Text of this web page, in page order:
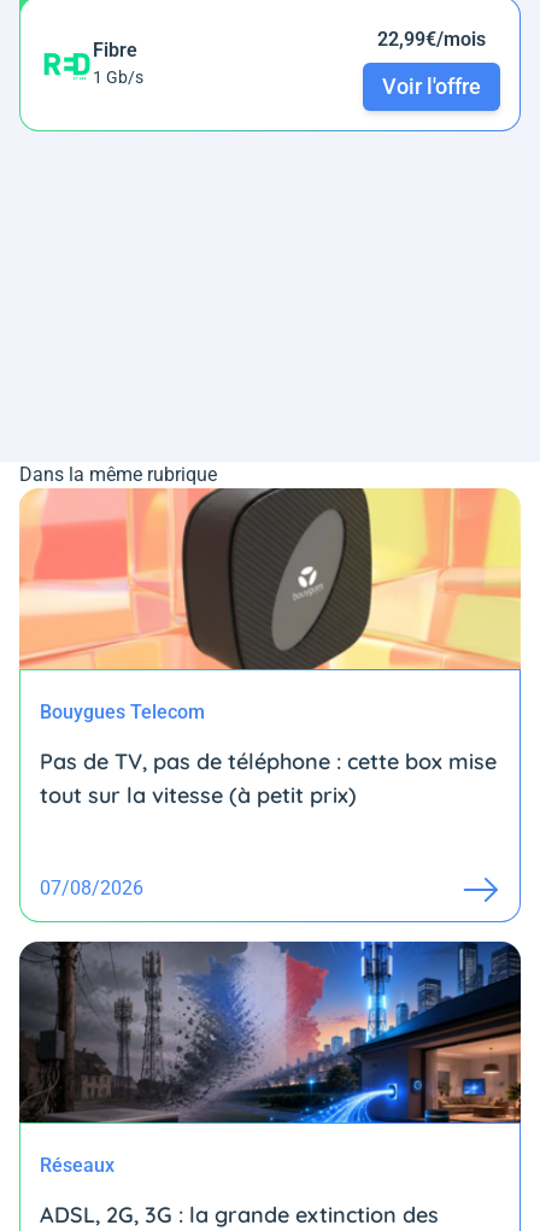
Fibre
1 Gb/s
22,99€/mois
Voir l'offre
Dans la même rubrique
Bouygues Telecom
Pas de TV, pas de téléphone : cette box mise
tout sur la vitesse (à petit prix)
07/08/2026
Réseaux
ADSL, 2G, 3G : la grande extinction des